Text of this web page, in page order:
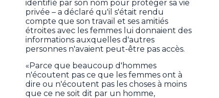
identifié par son nom pour protéger sa vie
privée – a déclaré qu'il s'était rendu
compte que son travail et ses amitiés
étroites avec les femmes lui donnaient des
informations auxquelles d'autres
personnes n'avaient peut-être pas accès.
«Parce que beaucoup d'hommes
n'écoutent pas ce que les femmes ont à
dire ou n'écoutent pas les choses à moins
que ce ne soit dit par un homme,